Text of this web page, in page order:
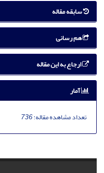
سابقه مقاله
هم رسانی
ارجاع به این مقاله
آمار
تعداد مشاهده مقاله:736